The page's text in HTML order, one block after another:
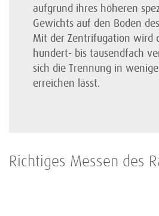
aufgrund ihres höheren
Gewichts auf den Boden
Mit der Zentri­fugation wird
hundert- bis tausendfach
sich die Trennung in
erreichen lässt.
Richtiges Messen des